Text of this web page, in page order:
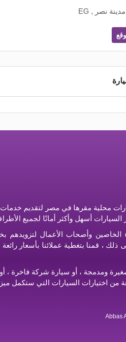
محلية مقرها في مصر لتقديم خدمات
أسهل وأكثر أمانًا لجميع
وأصحاب الأعمال لتزويدهم
إلى ذلك ، قمنا بتغطية عملائنا بأسعار
ومدمجة ، أو سيارة شركة فاخرة ، أو
من اختيارات السيارات التي ستكمل